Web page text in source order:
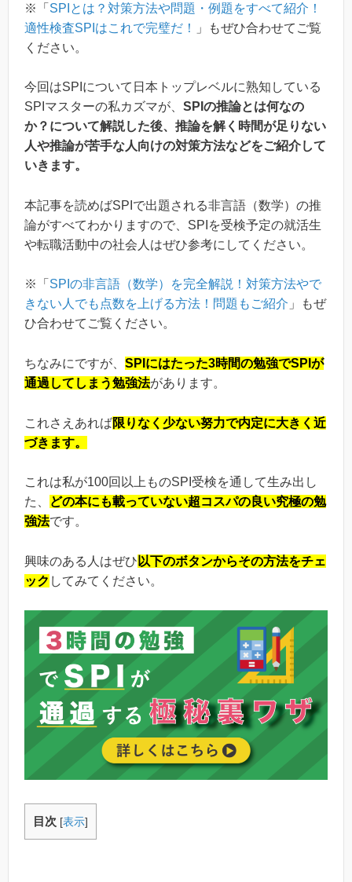
※「 SPIとは？対策方法や問題・例題をすべて紹介！
適性検査SPIはこれで完璧だ！
」もぜひ合わせてご覧
ください。
今回はSPIについて日本トップレベルに熟知している
SPIマスターの私カズマが、 SPIの推論とは何なの
か？について解説した後、推論を解く時間が足りない
人や推論が苦手な人向けの対策方法などをご紹介して
いきます。
本記事を読めばSPIで出題される非言語（数学）の推
論がすべてわかりますので、SPIを受検予定の就活生
や転職活動中の社会人はぜひ参考にしてください。
※「 SPIの非言語（数学）を完全解説！対策方法やで
きない人でも点数を上げる方法！問題もご紹介 」もぜ
ひ合わせてご覧ください。
ちなみにですが、 SPIにはたった3時間の勉強でSPIが
通過してしまう勉強法があります。
これさえあれば限りなく少ない努力で内定に大きく近
づきます。
これは私が100回以上ものSPI受検を通して生み出し
た、
どの本にも載っていない超コスパの良い究極の勉
強法です。
興味のある人はぜひ 以下のボタンからその方法をチェ
ック してみてください。
目次 [表示]